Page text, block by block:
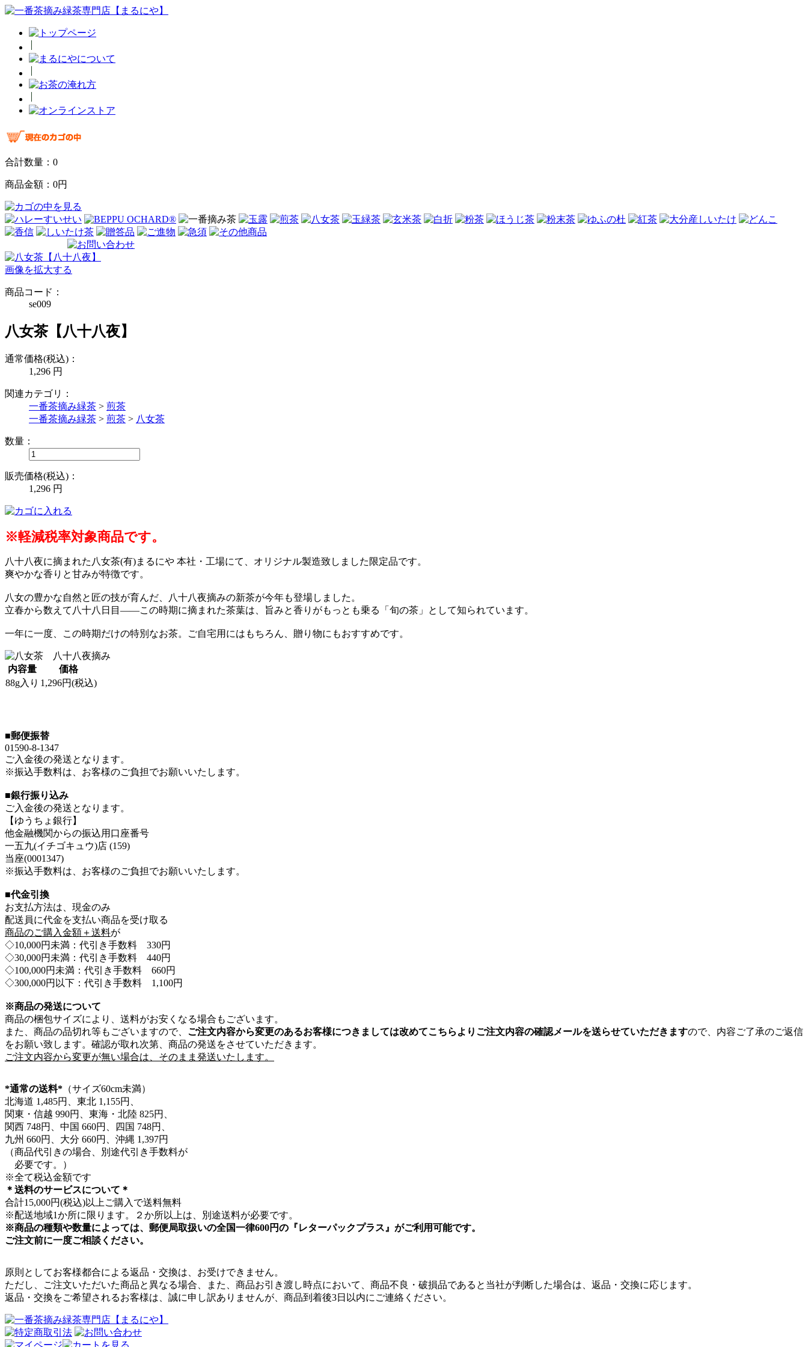
合計数量： 0
商品金額： 0円
画像を拡大する
商品コード：
se009
八女茶【八十八夜】
通常価格(税込)：
1,296 円
関連カテゴリ：
一番茶摘み緑茶 > 煎茶
一番茶摘み緑茶 > 煎茶 > 八女茶
数量：
販売価格(税込)：
1,296 円
※軽減税率対象商品です。
八十八夜に摘まれた八女茶(有)まるにや 本社・工場にて、オリジナル製造致しました限定品です。
爽やかな香りと甘みが特徴です。
八女の豊かな自然と匠の技が育んだ、八十八夜摘みの新茶が今年も登場しました。
立春から数えて八十八日目――この時期に摘まれた茶葉は、旨みと香りがもっとも乗る「旬の茶」として知られています。
一年に一度、この時期だけの特別なお茶。ご自宅用にはもちろん、贈り物にもおすすめです。
内容量
価格
88g入り 1,296円(税込)
■郵便振替
01590-8-1347
ご入金後の発送となります。
※振込手数料は、お客様のご負担でお願いいたします。
■銀行振り込み
ご入金後の発送となります。
【ゆうちょ銀行】
他金融機関からの振込用口座番号
一五九(イチゴキュウ)店 (159)
当座(0001347)
※振込手数料は、お客様のご負担でお願いいたします。
■代金引換
お支払方法は、現金のみ
配送員に代金を支払い商品を受け取る
商品のご購入金額＋送料が
◇10,000円未満：代引き手数料 330円
◇30,000円未満：代引き手数料 440円
◇100,000円未満：代引き手数料 660円
◇300,000円以下：代引き手数料 1,100円
※商品の発送について
商品の梱包サイズにより、送料がお安くなる場合もございます。
また、商品の品切れ等もございますので、 ご注文内容から変更のあるお客様につきましては改めてこちらよりご注文内容の確認メールを送らせていただきますので、内容ご了承のご返信
をお願い致します。確認が取れ次第、商品の発送をさせていただきます。
ご注文内容から変更が無い場合は、そのまま発送いたします。
*通常の送料* （サイズ60cm未満）
北海道 1,485円、東北 1,155円、
関東・信越 990円、東海・北陸 825円、
関西 748円、中国 660円、四国 748円、
九州 660円、大分 660円、沖縄 1,397円
（商品代引きの場合、別途代引き手数料が
必要です。）
※全て税込金額です
＊送料のサービスについて＊
合計15,000円(税込)以上ご購入で送料無料
※配送地域1か所に限ります。２か所以上は、別途送料が必要です。
※商品の種類や数量によっては、郵便局取扱いの全国一律600円の『レターパックプラス』がご利用可能です。
ご注文前に一度ご相談ください。
原則としてお客様都合による返品・交換は、お受けできません。
ただし、ご注文いただいた商品と異なる場合、また、商品お引き渡し時点において、商品不良・破損品であると当社が判断した場合は、返品・交換に応じます。
返品・交換をご希望されるお客様は、誠に申し訳ありませんが、商品到着後3日以内にご連絡ください。